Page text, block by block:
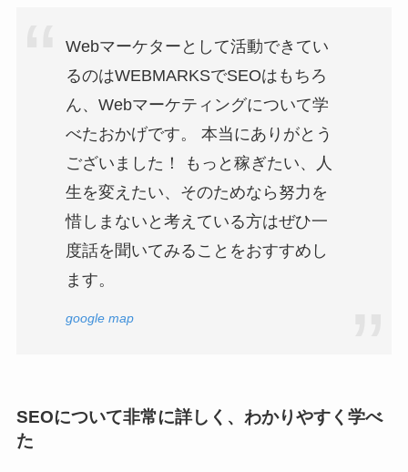
Webマーケターとして活動できてい
るのはWEBMARKSでSEOはもちろ
ん、Webマーケティングについて学
べたおかげです。 本当にありがとう
ございました！ もっと稼ぎたい、人
生を変えたい、そのためなら努力を
惜しまないと考えている方はぜひ一
度話を聞いてみることをおすすめし
ます。
google map
SEOについて非常に詳しく、わかりやすく学べ
た